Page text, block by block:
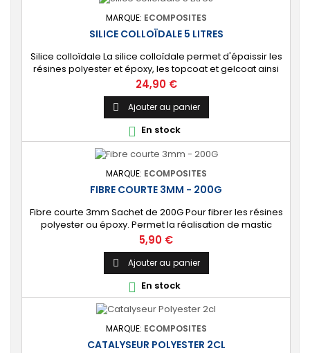
MARQUE: ECOMPOSITES
SILICE COLLOÏDALE 5 LITRES
Silice colloïdale La silice colloïdale permet d'épaissir les
résines polyester et époxy, les topcoat et gelcoat ainsi
que les peintures. Conditionnement 5 litres.
Prix
24,90 €
 Ajouter au panier
 En stock
MARQUE: ECOMPOSITES
FIBRE COURTE 3MM - 200G
Fibre courte 3mm Sachet de 200G Pour fibrer les résines
polyester ou époxy. Permet la réalisation de mastic
renforcé type choucroute (Résine + Fibres courtes +
silice)
Prix
5,90 €
 Ajouter au panier
 En stock
MARQUE: ECOMPOSITES
CATALYSEUR POLYESTER 2CL